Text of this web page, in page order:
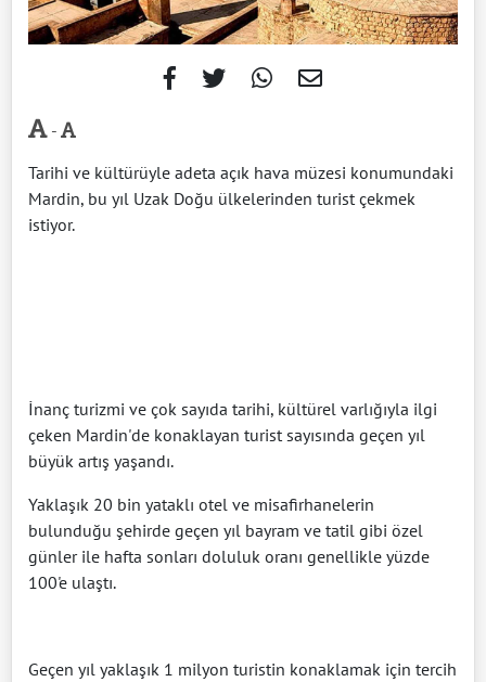
-
Tarihi ve kültürüyle adeta açık hava müzesi konumundaki
Mardin, bu yıl Uzak Doğu ülkelerinden turist çekmek
istiyor.
İnanç turizmi ve çok sayıda tarihi, kültürel varlığıyla ilgi
çeken Mardin'de konaklayan turist sayısında geçen yıl
büyük artış yaşandı.
Yaklaşık 20 bin yataklı otel ve misafirhanelerin
bulunduğu şehirde geçen yıl bayram ve tatil gibi özel
günler ile hafta sonları doluluk oranı genellikle yüzde
100'e ulaştı.
Geçen yıl yaklaşık 1 milyon turistin konaklamak için tercih